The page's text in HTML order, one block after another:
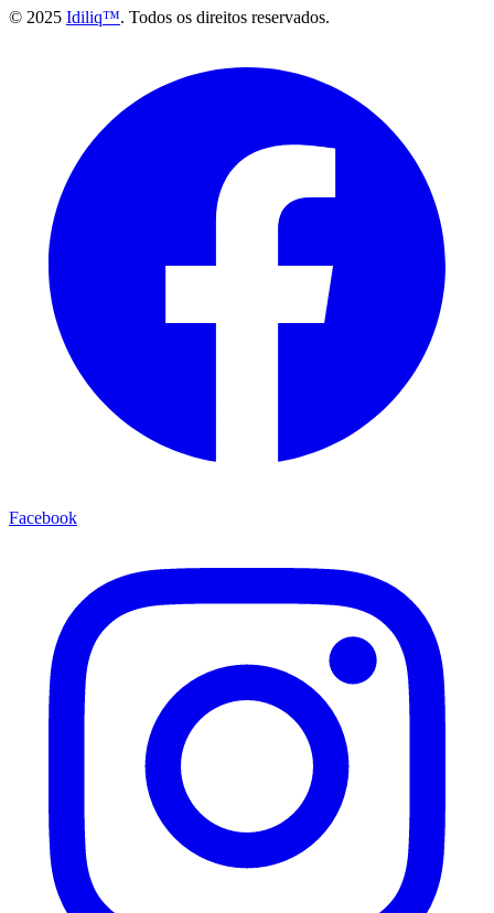
© 2025 Idiliq™. Todos os direitos reservados.
Facebook